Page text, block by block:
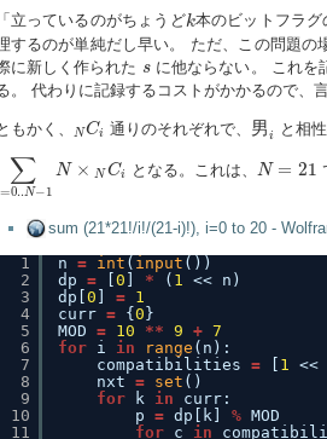
立っているのがちょうどk
k本のビットフラ
するのが単純だし早い。 ただ、この問題の
に新しく作られた s
sに他ならない。 これを
。 代わりに記録するコストがかかるので、
もかく、 NCi
Ci 通りのそれぞれで、 男 i
男
と相
∑
=0.. N−1
N × N Ci
i=0..
となる。これは、 N = 21
N= 21
sum (21*21!/i!/(21-i)!), i=0 to 20 -
1
2
3
4
5
6
7
8
9
10
11
n = int ( input ())
dp = [0 ] * ( 1
<< n)
dp[0 ] =
1
curr = {0}
MOD = 10 ** 9 + 7
for
i in range (n):
compatibilities = [ 1
nxt = set ()
for
k in
curr:
p = dp[k] % MOD
for
c in